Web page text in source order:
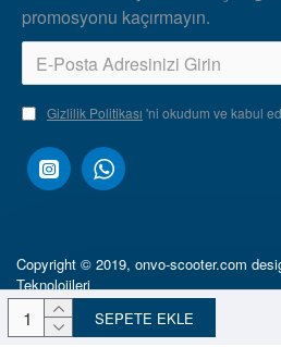
SEPETE EKLE
promosyonu kaçırmayın.
Gizlilik Politikası 'ni okudum ve kabul
Copyright © 2019, onvo-scooter.com
Teknolojileri